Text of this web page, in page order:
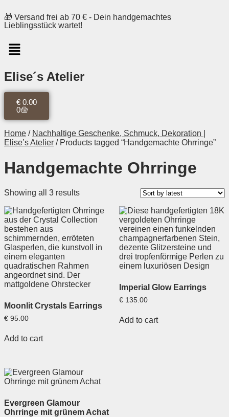
🎁 Versand frei ab 70 € - Dein handgemachtes
Lieblingsstück wartet!
Elise´s Atelier
€ 0.00
0
Home / Nachhaltige Geschenke, Schmuck, Dekoration |
Elise’s Atelier / Products tagged “Handgemachte Ohrringe”
Handgemachte Ohrringe
Showing all 3 results
Moonlit Crystals Earrings
€ 95.00
Add to cart
Imperial Glow Earrings
€135.00
Add to cart
Evergreen Glamour
Ohrringe mit grünem Achat